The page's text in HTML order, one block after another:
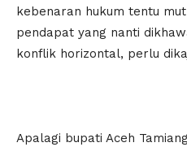
kebenaran hukum tentu
pendapat yang nanti
konflik horizontal, perlu
Apalagi bupati Aceh